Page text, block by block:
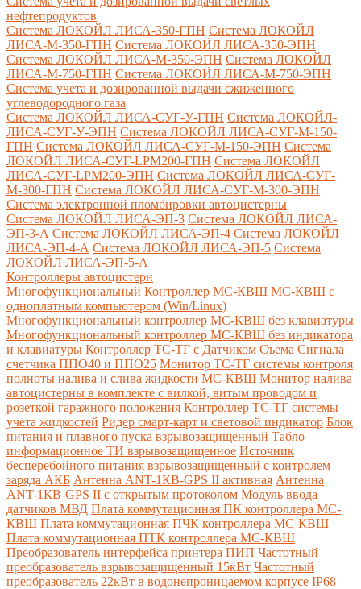
нефтепродуктов
Система ЛОКОЙЛ ЛИСА-350-ГПН Система ЛОКОЙЛ
ЛИСА-М-350-ГПН Система ЛОКОЙЛ ЛИСА-350-ЭПН
Система ЛОКОЙЛ ЛИСА-М-350-ЭПН Система ЛОКОЙЛ
ЛИСА-М-750-ГПН Система ЛОКОЙЛ ЛИСА-М-750-ЭПН
Система учета и дозированной выдачи сжиженного
углеводородного газа
Система ЛОКОЙЛ ЛИСА-СУГ-У-ГПН Система ЛОКОЙЛ-
ЛИСА-СУГ-У-ЭПН Система ЛОКОЙЛ ЛИСА-СУГ-М-150-
ГПН Система ЛОКОЙЛ ЛИСА-СУГ-М-150-ЭПН Система
ЛОКОЙЛ ЛИСА-СУГ-LPM200-ГПН Система ЛОКОЙЛ
ЛИСА-СУГ-LPM200-ЭПН Система ЛОКОЙЛ ЛИСА-СУГ-
М-300-ГПН Система ЛОКОЙЛ ЛИСА-СУГ-М-300-ЭПН
Система электронной пломбировки автоцистерны
Система ЛОКОЙЛ ЛИСА-ЭП-3 Система ЛОКОЙЛ ЛИСА-
ЭП-3-А Система ЛОКОЙЛ ЛИСА-ЭП-4 Система ЛОКОЙЛ
ЛИСА-ЭП-4-А Система ЛОКОЙЛ ЛИСА-ЭП-5 Система
ЛОКОЙЛ ЛИСА-ЭП-5-А
Контроллеры автоцистерн
Многофункциональный Контроллер МС-КВШ МС-КВШ с
одноплатным компьютером (Win/Linux)
Многофункциональный контроллер МС-КВШ без клавиатуры
Многофункциональный контроллер МС-КВШ без индикатора
и клавиатуры Контроллер ТС-ТГ с Датчиком Съема Сигнала
счетчика ППО40 и ППО25 Монитор ТС-ТГ системы контроля
полноты налива и слива жидкости МС-КВШ Монитор налива
автоцистерны в комплекте с вилкой, витым проводом и
розеткой гаражного положения Контроллер ТС-ТГ системы
учета жидкостей Ридер смарт-карт и световой индикатор Блок
питания и плавного пуска взрывозащищенный Табло
информационное ТИ взрывозащищенное Источник
бесперебойного питания взрывозащищенный с контролем
заряда АКБ Антенна ANT-1КВ-GPS II активная Антенна
ANT-1КВ-GPS II с открытым протоколом Модуль ввода
датчиков МВД Плата коммутационная ПК контроллера МС-
КВШ Плата коммутационная ПЧК контроллера МС-КВШ
Плата коммутационная ПТК контроллера МС-КВШ
Преобразователь интерфейса принтера ПИП Частотный
преобразователь взрывозащищенный 15кВт Частотный
преобразователь 22кВт в водонепроницаемом корпусе IP68